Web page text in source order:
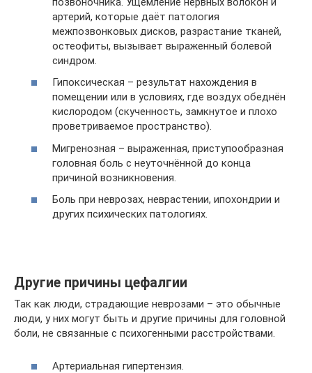
артерий, которые даёт патология
межпозвонковых дисков, разрастание тканей,
остеофиты, вызывает выраженный болевой
синдром.
Гипоксическая – результат нахождения в
помещении или в условиях, где воздух обеднён
кислородом (скученность, замкнутое и плохо
проветриваемое пространство).
Мигренозная – выраженная, приступообразная
головная боль с неуточнённой до конца
причиной возникновения.
Боль при неврозах, неврастении, ипохондрии и
других психических патологиях.
Другие причины цефалгии
Так как люди, страдающие неврозами – это обычные
люди, у них могут быть и другие причины для головной
боли, не связанные с психогенными расстройствами.
Артериальная гипертензия.